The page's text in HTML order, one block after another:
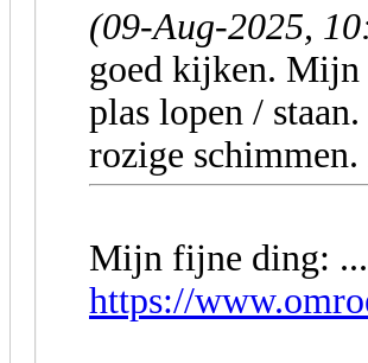
(09-Aug-2025,
goed kijken. Mijn
plas lopen /
rozige
Mijn fijne ding:
https://